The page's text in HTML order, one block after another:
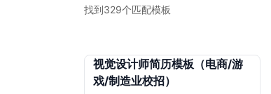
找到329个匹配模板
视觉设计师简历模板（电商/游
戏/制造业校招）